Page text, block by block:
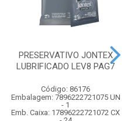
PRESERVATIVO JONTEX
LUBRIFICADO LEV8 PAG7
Código: 86176
Embalagem: 7896222721075 UN
- 1
Emb. Caixa: 17896222721072 CX